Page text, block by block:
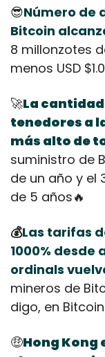
😎Número de
Bitcoin
8 millonzotes
menos USD
🚀La
tenedores a
más alto de
suministro de
de un año y el
de 5 años🔥
💰Las tarifas
1000% desde
ordinals
mineros de
digo, en Bitcoin
🤑Hong